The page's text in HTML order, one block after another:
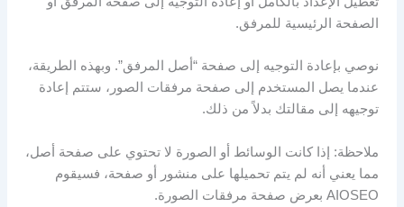
الصفحة الرئيسية للمرفق.
نوصي بإعادة التوجيه إلى صفحة “أصل المرفق”. وبهذه الطريقة،
عندما يصل المستخدم إلى صفحة مرفقات الصور، ستتم إعادة
توجيهه إلى مقالتك بدلاً من ذلك.
ملاحظة: إذا كانت الوسائط أو الصورة لا تحتوي على صفحة أصل،
مما يعني أنه لم يتم تحميلها على منشور أو صفحة، فسيقوم
AIOSEO بعرض صفحة مرفقات الصورة.